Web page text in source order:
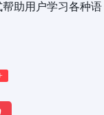
助用户学习各种语